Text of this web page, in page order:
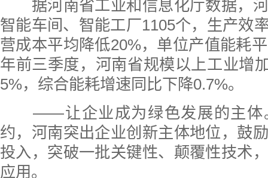
据河南省工业和信息化厅数据，河
智能车间、智能工厂1105个，生产效
营成本平均降低20%，单位产值能耗
年前三季度，河南省规模以上工业增
5%，综合能耗增速同比下降0.7%。
——让企业成为绿色发展的主体
约，河南突出企业创新主体地位，鼓
投入，突破一批关键性、颠覆性技术
应用。